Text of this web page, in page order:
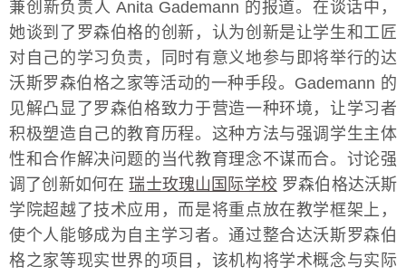
兼创新负责人 Anita Gademann 的报道。在谈话中，
她谈到了罗森伯格的创新，认为创新是让学生和工匠
对自己的学习负责，同时有意义地参与即将举行的达
沃斯罗森伯格之家等活动的一种手段。Gademann 的
见解凸显了罗森伯格致力于营造一种环境，让学习者
积极塑造自己的教育历程。这种方法与强调学生主体
性和合作解决问题的当代教育理念不谋而合。讨论强
调了创新如何在 瑞士玫瑰山国际学校 罗森伯格达沃斯
学院超越了技术应用，而是将重点放在教学框架上，
使个人能够成为自主学习者。通过整合达沃斯罗森伯
格之家等现实世界的项目，该机构将学术概念与实际